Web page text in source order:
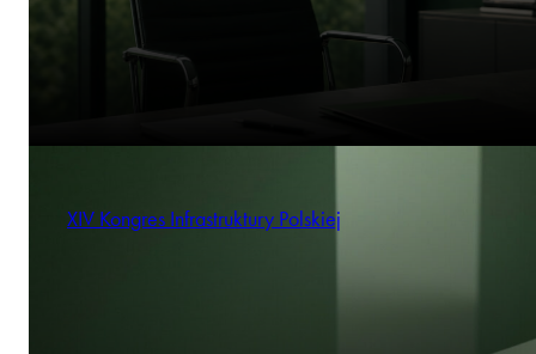
XIV Kongres Infrastruktury Polskiej